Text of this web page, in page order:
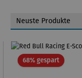
68% gespartRabatt